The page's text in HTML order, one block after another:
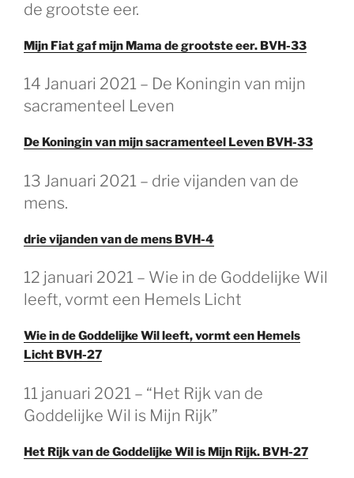
de grootste eer.
Mijn Fiat gaf mijn Mama de grootste eer. BVH-33
14 Januari 2021 – De Koningin van mijn
sacramenteel Leven
De Koningin van mijn sacramenteel Leven BVH-33
13 Januari 2021 – drie vijanden van de
mens.
drie vijanden van de mens BVH-4
12 januari 2021 – Wie in de Goddelijke Wil
leeft, vormt een Hemels Licht
Wie in de Goddelijke Wil leeft, vormt een Hemels
Licht BVH-27
11 januari 2021 – “Het Rijk van de
Goddelijke Wil is Mijn Rijk”
Het Rijk van de Goddelijke Wil is Mijn Rijk. BVH-27